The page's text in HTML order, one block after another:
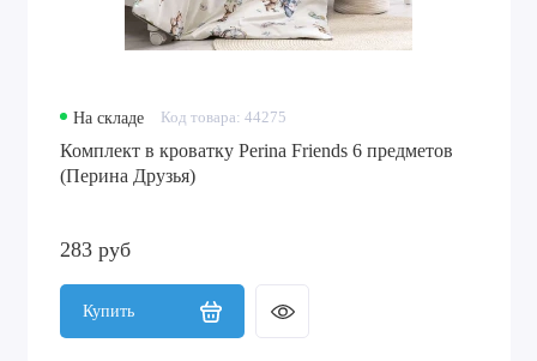
На складе Код товара: 44275
Комплект в кроватку Perina Friends 6 предметов
(Перина Друзья)
283 руб
Купить